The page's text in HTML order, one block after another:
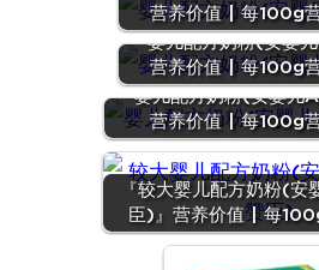
营养价值 | 每100g
『婴儿配方奶粉(安婴
营养价值 | 每100g
『婴儿配方奶粉(安婴儿
营养价值 | 每100g
『较大婴儿配方奶粉(安
臣)』营养价值 | 每